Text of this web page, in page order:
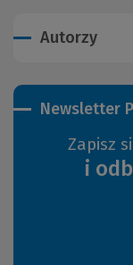
Autorzy
Newsletter
Zapisz
i